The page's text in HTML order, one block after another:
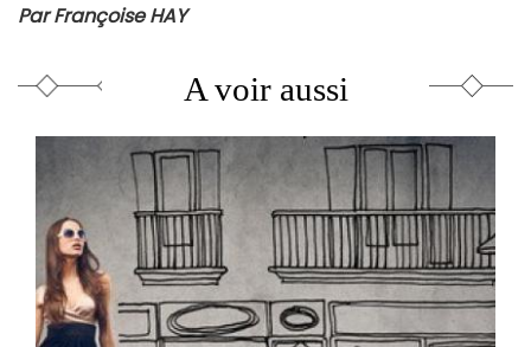
Par Françoise HAY
A voir aussi